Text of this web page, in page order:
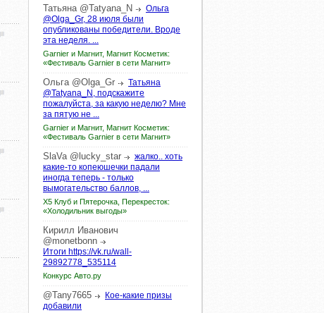
Татьяна @Tatyana_N
Ольга
@Olga_Gr, 28 июля были
опубликованы победители. Вроде
эта неделя. ...
Garnier и Магнит, Магнит Косметик:
«Фестиваль Garnier в сети Магнит»
Ольга @Olga_Gr
Татьяна
@Tatyana_N, подскажите
пожалуйста, за какую неделю? Мне
за пятую не ...
Garnier и Магнит, Магнит Косметик:
«Фестиваль Garnier в сети Магнит»
SlaVa @lucky_star
жалко.. хоть
какие-то копеюшечки падали
иногда теперь - только
вымогательство баллов, ...
X5 Клуб и Пятерочка, Перекресток:
«Холодильник выгоды»
Кирилл Иванович
@monetbonn
Итоги https://vk.ru/wall-
29892778_535114
Конкурс Авто.ру
@Tany7665
Кое-какие призы
добавили